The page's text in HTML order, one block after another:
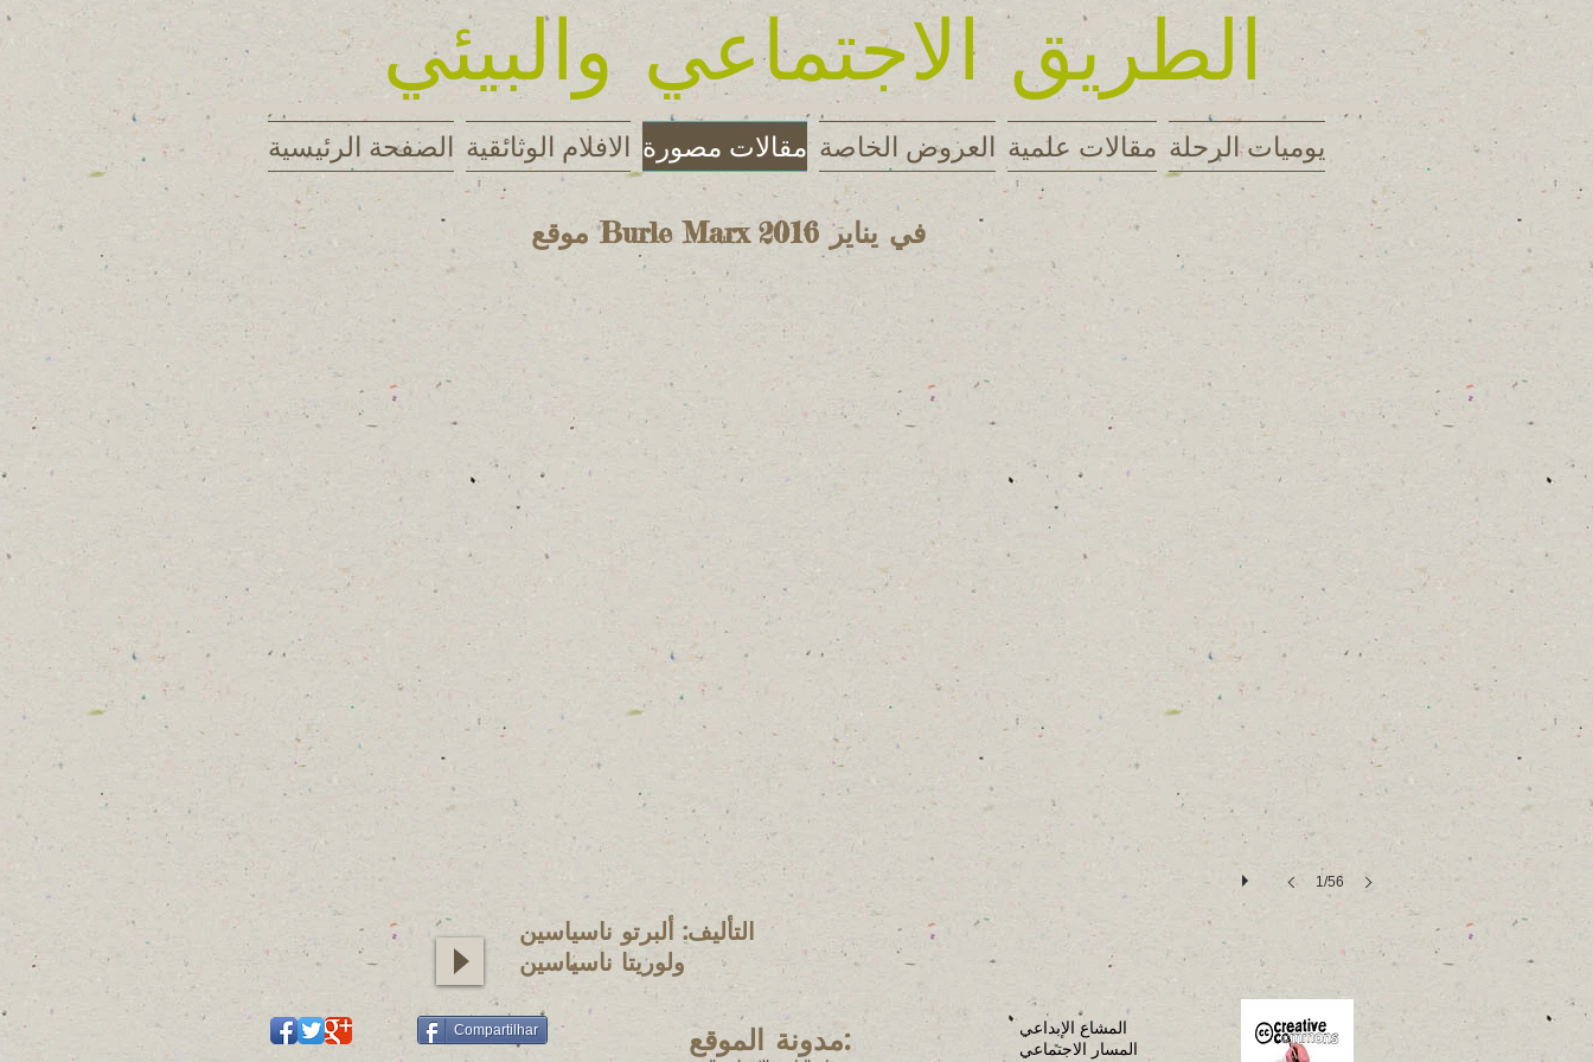
الطريق الاجتماعي والبيئي
الصفحة الرئيسية الافلام الوثائقية مقالات مصورة العروض الخاصة مقالات علمية يوميات الرحلة
موقع Burle Marx في يناير 2016
1/56
التأليف: ألبرتو ناسياسين
ولوريتا ناسياسين
Compartilhar مدونة الموقع:
المسار الاجتماعي